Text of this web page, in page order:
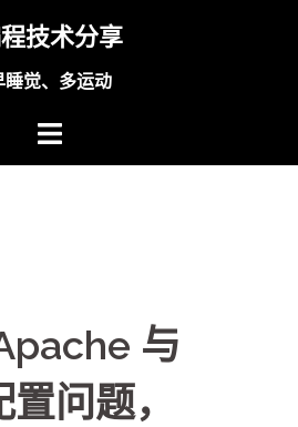
技术分享
睡觉、多运动
与
问题，